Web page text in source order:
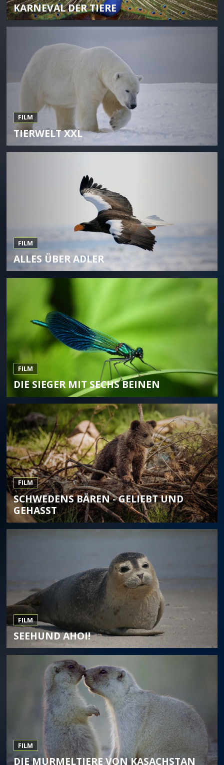
KARNEVAL DER TIERE
FILM
TIERWELT XXL
FILM
ALLES ÜBER ADLER
FILM
DIE SIEGER MIT SECHS BEINEN
FILM
SCHWEDENS BÄREN - GELIEBT UND
GEHASST
FILM
SEEHUND AHOI!
FILM
DIE MURMELTIERE VON KASACHSTAN